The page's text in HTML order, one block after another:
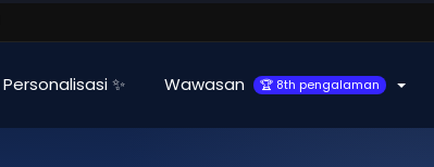
Personalisasi ✨ Wawasan 🏆 8th pengalaman